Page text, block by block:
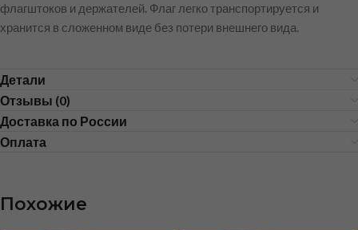
флагштоков и держателей. Флаг легко транспортируется и
хранится в сложенном виде без потери внешнего вида.
Детали
Отзывы (0)
Доставка по России
Оплата
Похожие